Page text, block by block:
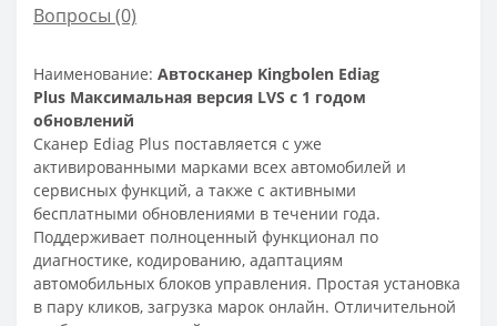
Вопросы (0)
Наименование: Автосканер Kingbolen Ediag
Plus Максимальная версия LVS с 1 годом
обновлений
Сканер Ediag Plus поставляется с уже
активированными марками всех автомобилей и
сервисных функций, а также с активными
бесплатными обновлениями в течении года.
Поддерживает полноценный функционал по
диагностике, кодированию, адаптациям
автомобильных блоков управления. Простая установка
в пару кликов, загрузка марок онлайн. Отличительной